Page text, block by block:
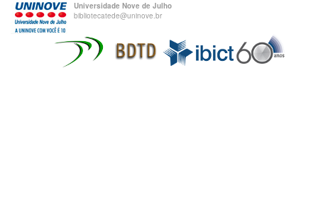
Universidade Nove de Julho
bibliotecatede@uninove.br